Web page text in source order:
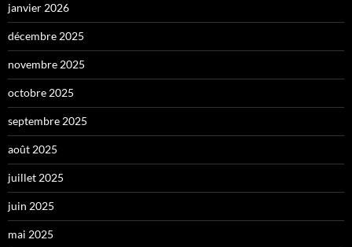
janvier 2026
décembre 2025
novembre 2025
octobre 2025
septembre 2025
août 2025
juillet 2025
juin 2025
mai 2025